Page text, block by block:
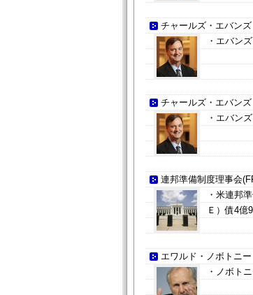
チャールズ・エバンズ
・エバン
チャールズ・エバンズ
・エバン
連邦準備制度理事会
・米連邦
Ｅ）債4億
エワルド・ノボトニー
・ノボト